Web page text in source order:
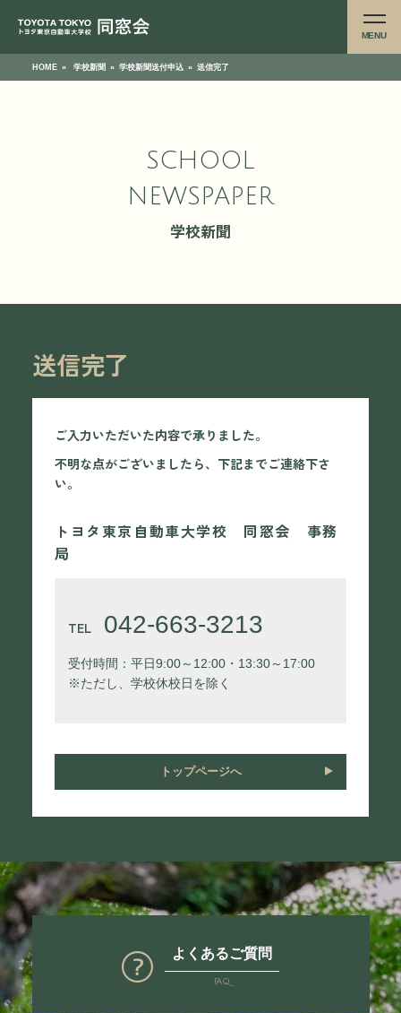
MENU
HOME » 学校新聞 » 学校新聞送付申込 » 送信完了
SCHOOL
NEWSPAPER
学校新聞
送信完了
ご入力いただいた内容で承りました。
不明な点がございましたら、下記までご連絡下さ
い。
トヨタ東京自動車大学校 同窓会 事務
局
TEL 042-663-3213
受付時間：平日9:00～12:00・13:30～17:00
※ただし、学校休校日を除く
トップページへ
よくあるご質問
FAQ